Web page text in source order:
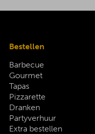
Bestellen
Barbecue
Gourmet
Tapas
Pizzarette
Dranken
Partyverhuur
Extra bestellen